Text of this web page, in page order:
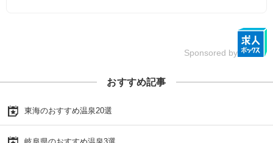
Sponsored by
おすすめ記事
東海のおすすめ温泉20選